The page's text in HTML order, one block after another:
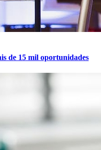
de 15 mil oportunidades